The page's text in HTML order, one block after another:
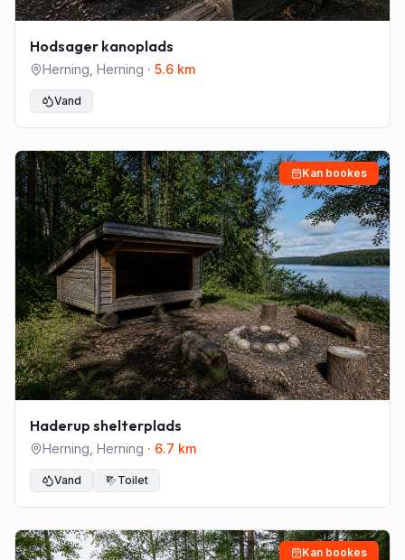
Hodsager kanoplads
Herning Herning · 5.6 km
Vand
Kan bookes
Haderup shelterplads
Herning Herning · 6.7 km
Vand Toilet
Kan bookes